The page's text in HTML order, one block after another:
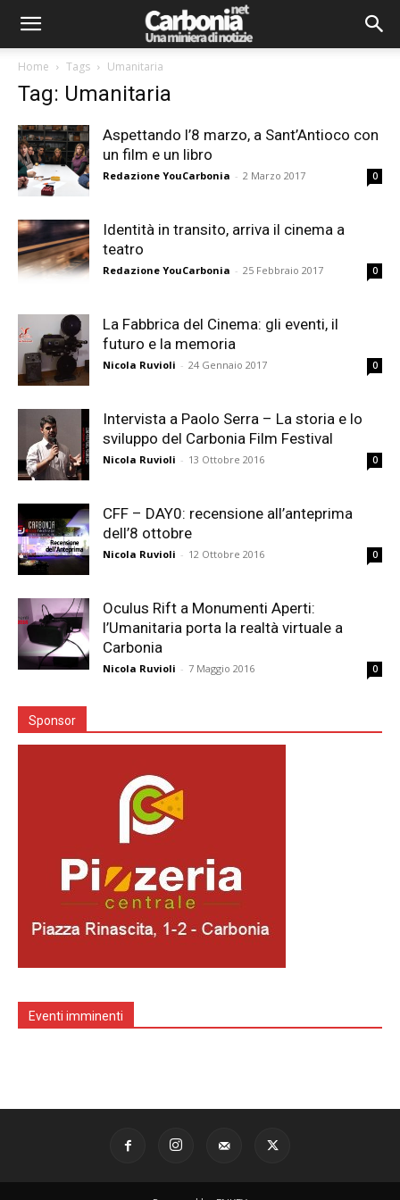
Home Tags Umanitaria
Tag: Umanitaria
Aspettando l’8 marzo, a Sant’Antioco con
un film e un libro
Redazione YouCarbonia - 2 Marzo 2017 0
Identità in transito, arriva il cinema a
teatro
Redazione YouCarbonia - 25 Febbraio 2017 0
La Fabbrica del Cinema: gli eventi, il
futuro e la memoria
Nicola Ruvioli - 24 Gennaio 2017 0
Intervista a Paolo Serra – La storia e lo
sviluppo del Carbonia Film Festival
Nicola Ruvioli - 13 Ottobre 2016 0
CFF – DAY0: recensione all’anteprima
dell’8 ottobre
Nicola Ruvioli - 12 Ottobre 2016 0
Oculus Rift a Monumenti Aperti:
l’Umanitaria porta la realtà virtuale a
Carbonia
Nicola Ruvioli - 7 Maggio 2016 0
Sponsor
Eventi imminenti